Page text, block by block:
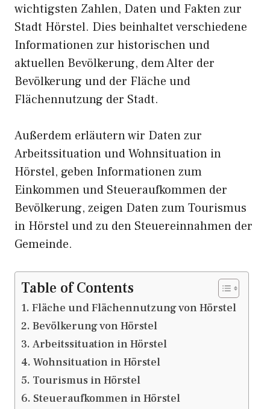
wichtigsten Zahlen, Daten und Fakten zur
Stadt Hörstel. Dies beinhaltet verschiedene
Informationen zur historischen und
aktuellen Bevölkerung, dem Alter der
Bevölkerung und der Fläche und
Flächennutzung der Stadt.
Außerdem erläutern wir Daten zur
Arbeitssituation und Wohnsituation in
Hörstel, geben Informationen zum
Einkommen und Steueraufkommen der
Bevölkerung, zeigen Daten zum Tourismus
in Hörstel und zu den Steuereinnahmen der
Gemeinde.
Table of Contents
Fläche und Flächennutzung von Hörstel
Bevölkerung von Hörstel
Arbeitssituation in Hörstel
Wohnsituation in Hörstel
Tourismus in Hörstel
Steueraufkommen in Hörstel